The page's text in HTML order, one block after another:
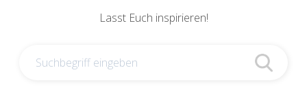
Lasst Euch inspirieren!